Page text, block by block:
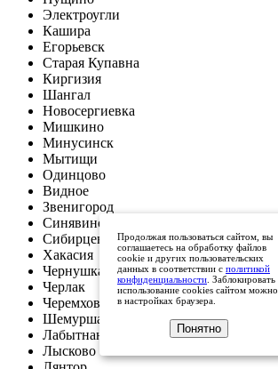
Электроугли
Кашира
Егорьевск
Старая Купавна
Киргизия
Шангал
Новосергиевка
Мишкино
Минусинск
Мытищи
Одинцово
Видное
Звенигород
Синявино
Сибирцево
Хакасия
Чернушка
Черлак
Черемхово
Шемурша
Лабытнанги
Лысково
Продолжая пользоваться сайтом, вы
соглашаетесь на обработку файлов
cookie и других пользовательских
данных в соответствии с политикой
конфиденциальности . Заблокировать
использование cookies сайтом можно
в настройках браузера.
Понятно